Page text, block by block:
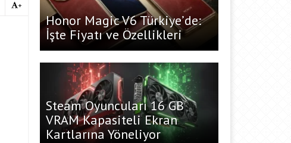
+
Honor Magic V6 Türkiye’de:
İşte Fiyatı ve Özellikleri
Steam Oyuncuları 16 GB
VRAM Kapasiteli Ekran
Kartlarına Yöneliyor